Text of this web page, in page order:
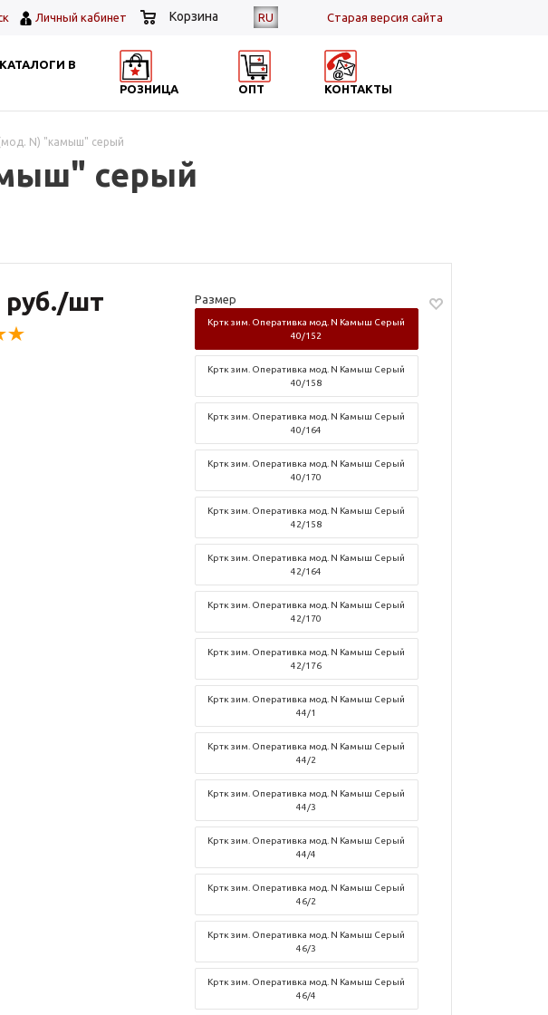
RU Cтарая версия сайта
Личный кабинет Корзина
В
РОЗНИЦА ОПТ КОНТАКТЫ
N) "камыш" серый
серый
руб./шт Размер
Кртк зим. Оперативка мод. N Камыш Серый
40/152
Кртк зим. Оперативка мод. N Камыш Серый
40/158
Кртк зим. Оперативка мод. N Камыш Серый
40/164
Кртк зим. Оперативка мод. N Камыш Серый
40/170
Кртк зим. Оперативка мод. N Камыш Серый
42/158
Кртк зим. Оперативка мод. N Камыш Серый
42/164
Кртк зим. Оперативка мод. N Камыш Серый
42/170
Кртк зим. Оперативка мод. N Камыш Серый
42/176
Кртк зим. Оперативка мод. N Камыш Серый
44/1
Кртк зим. Оперативка мод. N Камыш Серый
44/2
Кртк зим. Оперативка мод. N Камыш Серый
44/3
Кртк зим. Оперативка мод. N Камыш Серый
44/4
Кртк зим. Оперативка мод. N Камыш Серый
46/2
Кртк зим. Оперативка мод. N Камыш Серый
46/3
Кртк зим. Оперативка мод. N Камыш Серый
46/4